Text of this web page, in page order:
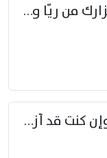
حننت إلى ريّا ونفسك باعدت … مزارك من ريّا وشعباكما معا
أفاطم مهلا بعض هذا التدلل … وإن كنت قد أزمعت صرمي فأجملي